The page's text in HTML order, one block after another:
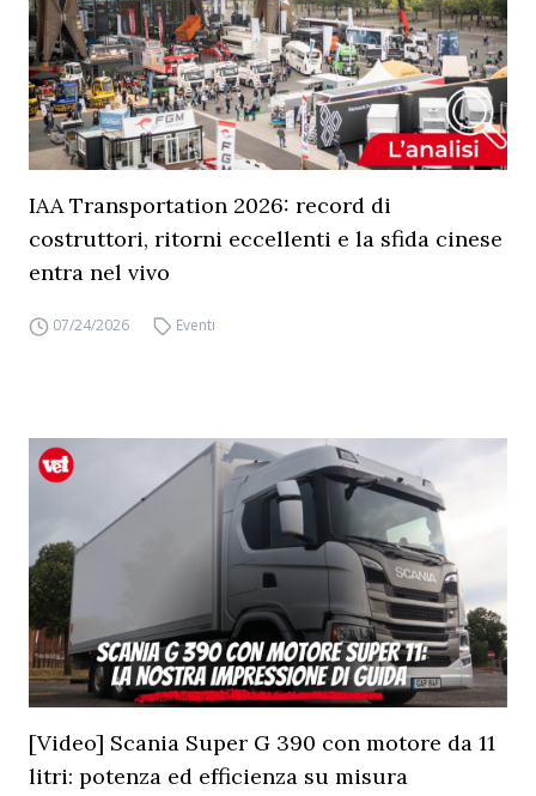
IAA Transportation 2026: record di
costruttori, ritorni eccellenti e la sfida cinese
entra nel vivo
07/24/2026 Eventi
[Video] Scania Super G 390 con motore da 11
litri: potenza ed efficienza su misura